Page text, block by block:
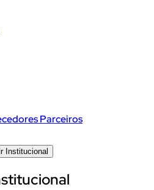
Parceiros
Institucional